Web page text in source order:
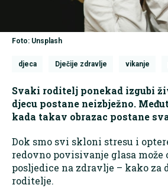
Foto: Unsplash
djeca Dječije zdravlje vikanje
Svaki roditelj ponekad izgubi
djecu postane neizbježno.
kada takav obrazac postane
Dok smo svi skloni stresu i
redovno povisivanje glasa
posljedice na zdravlje – kako za
roditelje.